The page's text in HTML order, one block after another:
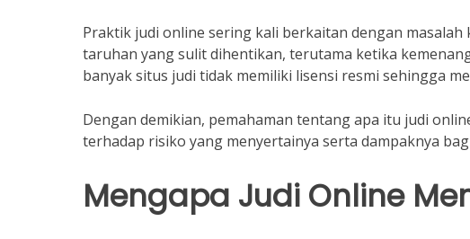
Praktik judi online sering kali berkaitan dengan
taruhan yang sulit dihentikan, terutama ketika
banyak situs judi tidak memiliki lisensi resmi sehingga
Dengan demikian, pemahaman tentang apa itu judi
terhadap risiko yang menyertainya serta dampaknya
Mengapa Judi Online